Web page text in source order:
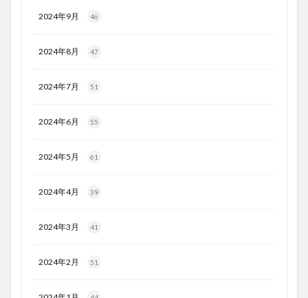
2024年9月 46
2024年8月 47
2024年7月 51
2024年6月 55
2024年5月 61
2024年4月 39
2024年3月 41
2024年2月 51